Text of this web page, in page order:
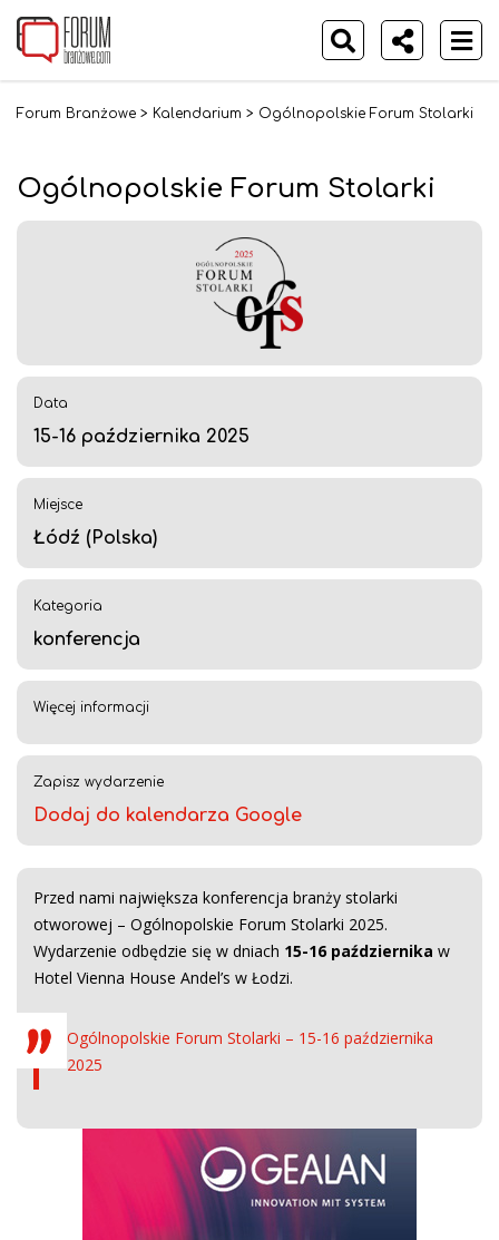
Forum Branżowe > Kalendarium > Ogólnopolskie Forum Stolarki
Ogólnopolskie Forum Stolarki
Data
15-16 października 2025
Miejsce
Łódź (Polska)
Kategoria
konferencja
Więcej informacji
Zapisz wydarzenie
Dodaj do kalendarza Google
Przed nami największa konferencja branży stolarki
otworowej – Ogólnopolskie Forum Stolarki 2025.
Wydarzenie odbędzie się w dniach 15-16 października w
Hotel Vienna House Andel’s w Łodzi.
Ogólnopolskie Forum Stolarki – 15-16 października
2025